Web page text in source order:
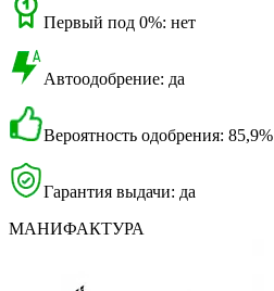
Первый под 0%: нет
Автоодобрение: да
Вероятность одобрения: 85,9%
Гарантия выдачи: да
МАНИФАКТУРА